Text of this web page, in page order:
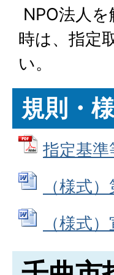
NPO法人
時は、指定
い。
規則・
指定基
（様式
（様式